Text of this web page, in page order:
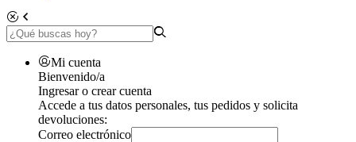
Mi cuenta
Bienvenido/a
Ingresar o crear cuenta
Accede a tus datos personales, tus pedidos y solicita
devoluciones:
Correo electrónico